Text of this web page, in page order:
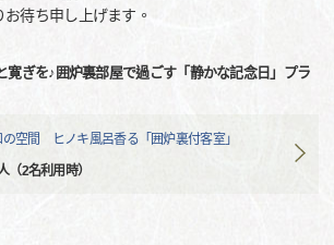
待ち申し上げます。
寛ぎを♪囲炉裏部屋で過ごす「静かな記念日」プラ
空間 ヒノキ風呂香る「囲炉裏付客室」
（2名利用時）